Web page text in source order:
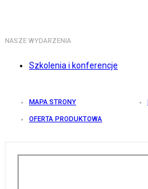
NASZE WYDARZENIA
Szkolenia i konferencje
MAPA STRONY
OFERTA PRODUKTOWA